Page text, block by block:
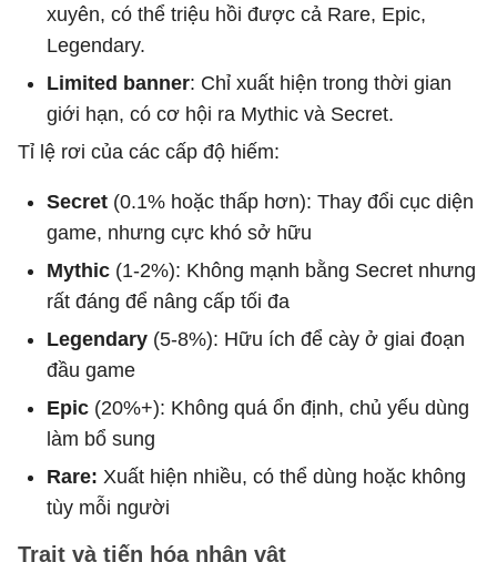
xuyên, có thể triệu hồi được cả Rare, Epic,
Legendary.
Limited banner: Chỉ xuất hiện trong thời gian
giới hạn, có cơ hội ra Mythic và Secret.
Tỉ lệ rơi của các cấp độ hiếm:
Secret (0.1% hoặc thấp hơn): Thay đổi cục diện
game, nhưng cực khó sở hữu
Mythic (1-2%): Không mạnh bằng Secret nhưng
rất đáng để nâng cấp tối đa
Legendary (5-8%): Hữu ích để cày ở giai đoạn
đầu game
Epic (20%+): Không quá ổn định, chủ yếu dùng
làm bổ sung
Rare: Xuất hiện nhiều, có thể dùng hoặc không
tùy mỗi người
Trait và tiến hóa nhân vật